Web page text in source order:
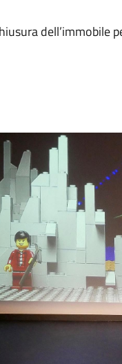
dell’immobile